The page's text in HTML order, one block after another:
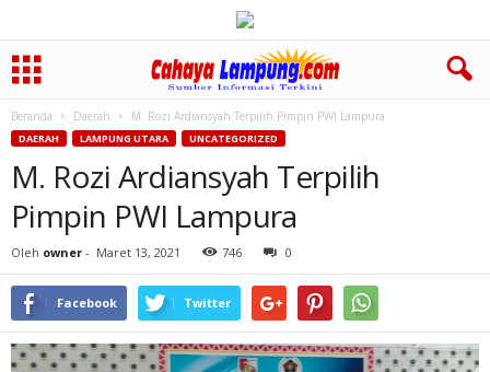
Beranda Daerah M. Rozi Ardiansyah Terpilih Pimpin PWI Lampura
DAERAH LAMPUNG UTARA UNCATEGORIZED
M. Rozi Ardiansyah Terpilih
Pimpin PWI Lampura
Oleh owner - Maret 13, 2021 746 0
Facebook Twitter